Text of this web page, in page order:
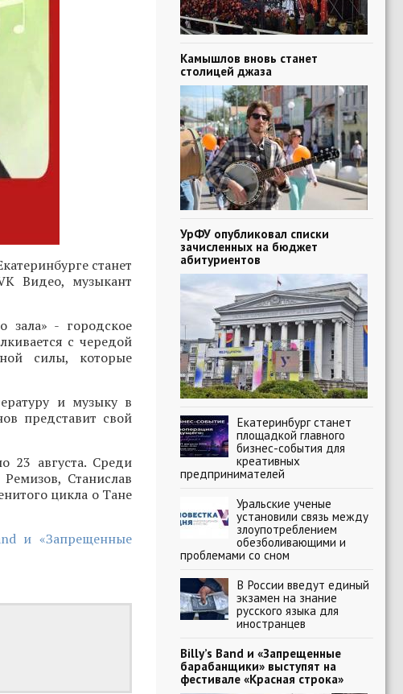
станет
Видео, музыкант
зала» - городское
с чередой
силы, которые
и музыку в
представит свой
23 августа. Среди
Станислав
цикла о Тане
и «Запрещенные
Камышлов вновь станет
столицей джаза
УрФУ опубликовал списки
зачисленных на бюджет
абитуриентов
Екатеринбург станет
площадкой главного
бизнес-события для
креативных
предпринимателей
Уральские ученые
установили связь между
злоупотреблением
обезболивающими и
проблемами со сном
В России введут единый
экзамен на знание
русского языка для
иностранцев
Billy’s Band и «Запрещенные
барабанщики» выступят на
фестивале «Красная строка»